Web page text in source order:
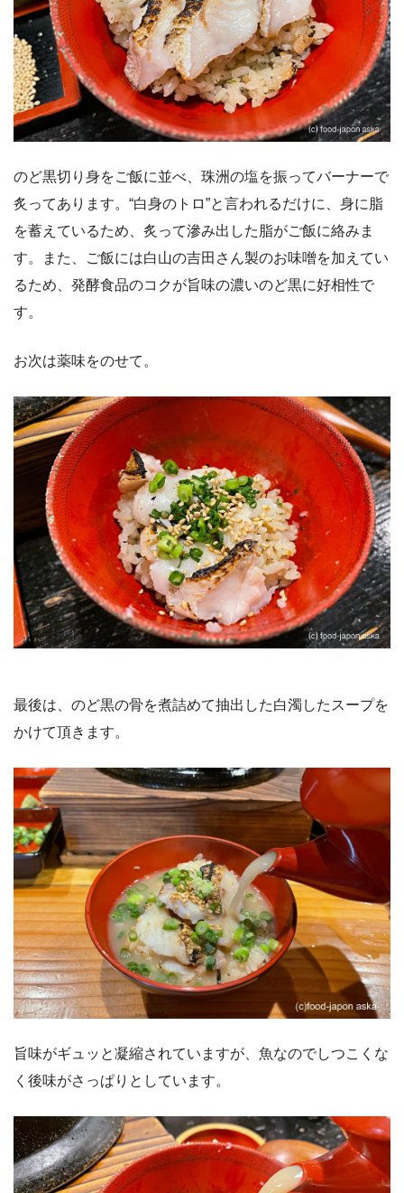
のど黒切り身をご飯に並べ、珠洲の塩を振ってバーナーで
炙ってあります。“白身のトロ”と言われるだけに、身に脂
を蓄えているため、炙って滲み出した脂がご飯に絡みま
す。また、ご飯には白山の吉田さん製のお味噌を加えてい
るため、発酵食品のコクが旨味の濃いのど黒に好相性で
す。
お次は薬味をのせて。
最後は、のど黒の骨を煮詰めて抽出した白濁したスープを
かけて頂きます。
旨味がギュッと凝縮されていますが、魚なのでしつこくな
く後味がさっぱりとしています。